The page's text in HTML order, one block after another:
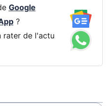
Google
?
rater de l'actu